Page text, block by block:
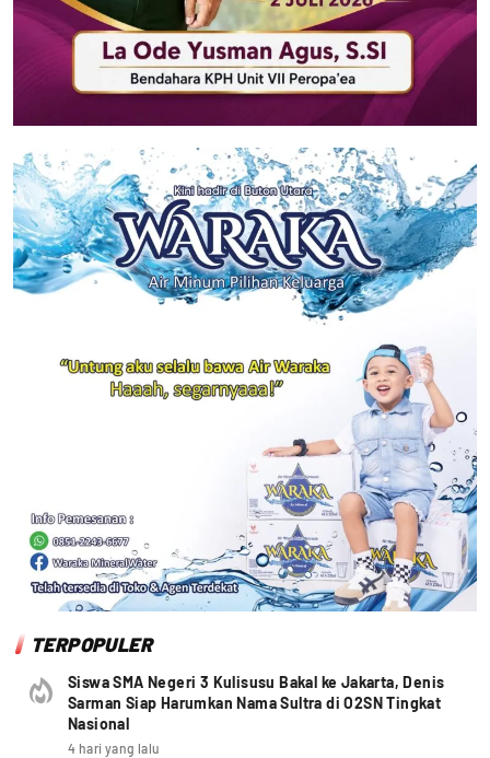
TERPOPULER
Siswa SMA Negeri 3 Kulisusu Bakal ke Jakarta, Denis
Sarman Siap Harumkan Nama Sultra di O2SN Tingkat
Nasional
4 hari yang lalu